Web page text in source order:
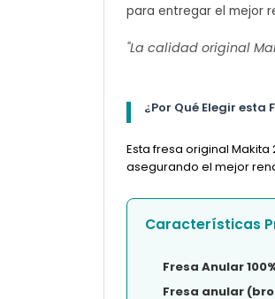
para entregar el mejor
"La calidad original
¿Por Qué Elegir
Esta fresa original
asegurando el mejor
Características
Fresa Anular
Fresa anular